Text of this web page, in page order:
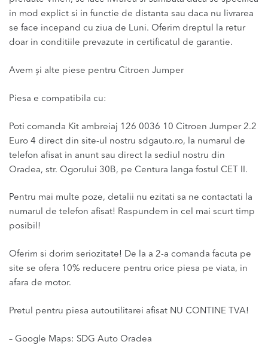
in mod explict si in functie de distanta sau daca nu livrarea
se face incepand cu ziua de Luni. Oferim dreptul la retur
doar in conditiile prevazute in certificatul de garantie.
Avem și alte piese pentru Citroen Jumper
Piesa e compatibila cu:
Poti comanda Kit ambreiaj 126 0036 10 Citroen Jumper 2.2
Euro 4 direct din site-ul nostru sdgauto.ro, la numarul de
telefon afisat in anunt sau direct la sediul nostru din
Oradea, str. Ogorului 30B, pe Centura langa fostul CET II.
Pentru mai multe poze, detalii nu ezitati sa ne contactati la
numarul de telefon afisat! Raspundem in cel mai scurt timp
posibil!
Oferim si dorim seriozitate! De la a 2-a comanda facuta pe
site se ofera 10% reducere pentru orice piesa pe viata, in
afara de motor.
Pretul pentru piesa autoutilitarei afisat NU CONTINE TVA!
– Google Maps: SDG Auto Oradea